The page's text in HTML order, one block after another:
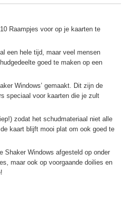
Raampjes voor op je kaarten te
een hele tijd, maar veel mensen
goed te maken op een
Windows’ gemaakt. Dit zijn de
speciaal voor kaarten die je zult
zodat het schudmateriaal niet alle
kaart blijft mooi plat om ook goed te
Shaker Windows afgesteld op onder
maar ook op voorgaande doilies en